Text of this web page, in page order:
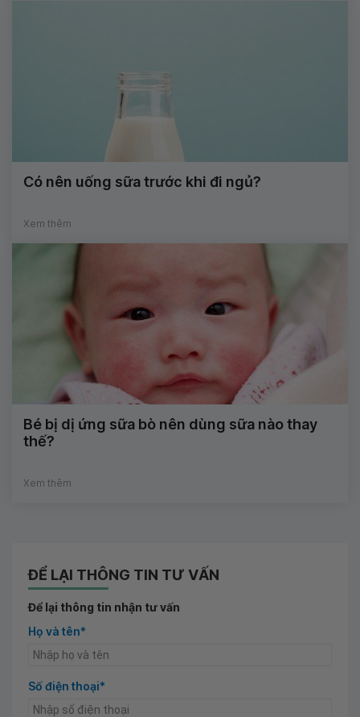
Có nên uống sữa trước khi đi ngủ?
Xem thêm
Bé bị dị ứng sữa bò nên dùng sữa nào thay
thế?
Xem thêm
ĐỂ LẠI THÔNG TIN TƯ VẤN
Để lại thông tin nhận tư vấn
Họ và tên*
Số điện thoại*